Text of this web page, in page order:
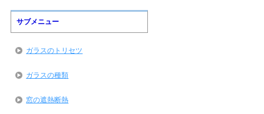
サブメニュー
ガラスのトリセツ
ガラスの種類
窓の遮熱断熱